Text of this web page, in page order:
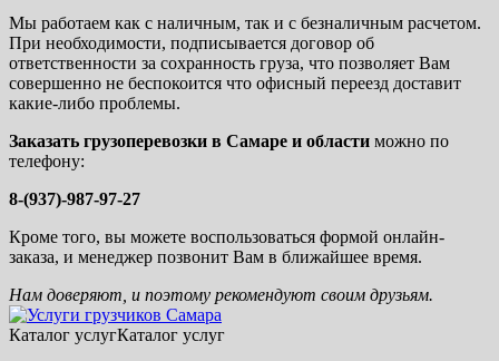
Мы работаем как с наличным, так и с безналичным расчетом.
При необходимости, подписывается договор об
ответственности за сохранность груза, что позволяет Вам
совершенно не беспокоится что офисный переезд доставит
какие-либо проблемы.
Заказать грузоперевозки в Самаре и области можно по
телефону:
8-(937)-987-97-27
Кроме того, вы можете воспользоваться формой онлайн-
заказа, и менеджер позвонит Вам в ближайшее время.
Нам доверяют, и поэтому рекомендуют своим друзьям.
Каталог услугКаталог услуг